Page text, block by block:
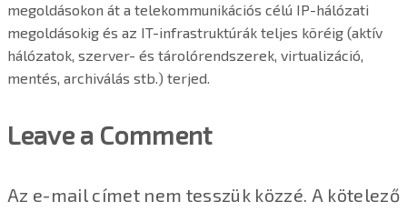
megoldásokon át a telekommunikációs célú IP-hálózati
megoldásokig és az IT-infrastruktúrák teljes köréig (aktív
hálózatok, szerver- és tárolórendszerek, virtualizáció,
mentés, archiválás stb.) terjed.
Leave a Comment
Az e-mail címet nem tesszük közzé. A kötelező